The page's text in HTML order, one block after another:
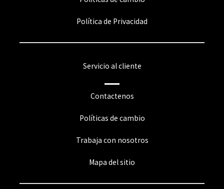
Política de Privacidad
Servicio al cliente
Contactenos
Políticas de cambio
Trabaja con nosotros
Mapa del sitio